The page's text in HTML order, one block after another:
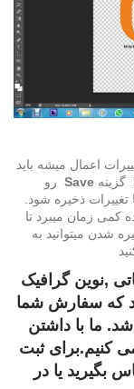
اعمال میشه باید
گزینه Save رو
تغییرات ذخیره شود.
کمی زمان میبرد تا
شدن میتوانید به
,نوین گرافیک
که سفارش شما
ما با داشتن
کنیم.برای ثبت
شماره 09904534705 تماس بگیرید یا در